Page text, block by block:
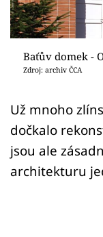
Přihlášení
Sledujte nás
Baťův domek -
Zdroj: archiv ČCA
Už mnoho
dočkalo
jsou ale
architekturu